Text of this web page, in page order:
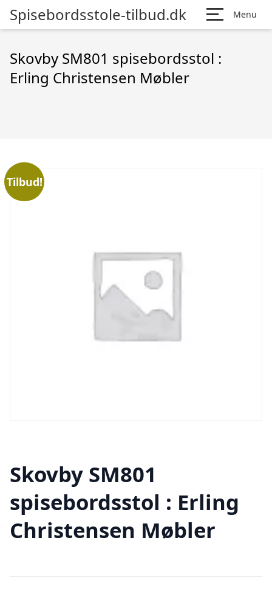
Spisebordsstole-tilbud.dk Menu
Skovby SM801 spisebordsstol :
Erling Christensen Møbler
Tilbud!
Skovby SM801
spisebordsstol : Erling
Christensen Møbler